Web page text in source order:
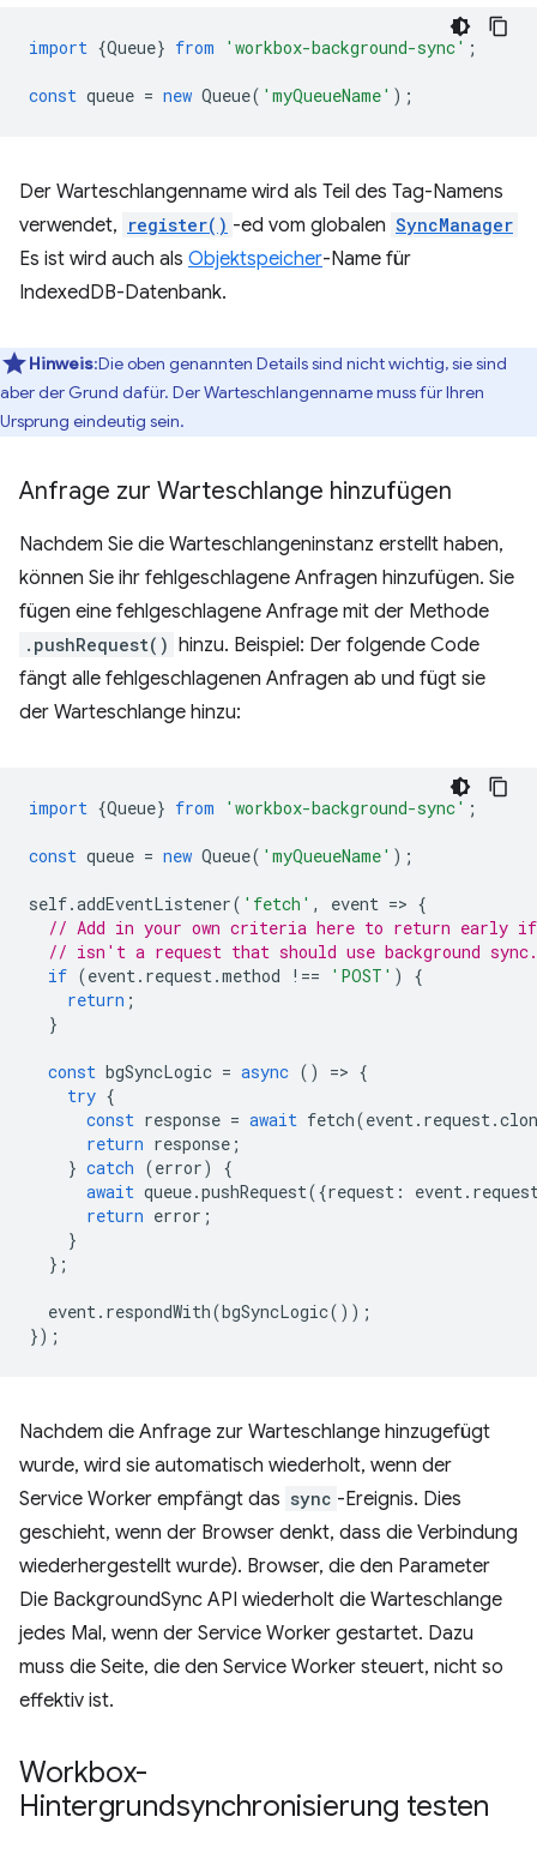
import {Queue} from 'workbox-background-sync' ;
const queue = new Queue( 'myQueueName' );
Der Warteschlangenname wird als Teil des Tag-Namens
verwendet, register() -ed vom globalen SyncManager
Es ist wird auch als Objektspeicher-Name für
IndexedDB-Datenbank.
Hinweis:Die oben genannten Details sind nicht wichtig, sie sind
aber der Grund dafür. Der Warteschlangenname muss für Ihren
Ursprung eindeutig sein.
Anfrage zur Warteschlange hinzufügen
Nachdem Sie die Warteschlangeninstanz erstellt haben,
können Sie ihr fehlgeschlagene Anfragen hinzufügen. Sie
fügen eine fehlgeschlagene Anfrage mit der Methode
.pushRequest() hinzu. Beispiel: Der folgende Code
fängt alle fehlgeschlagenen Anfragen ab und fügt sie
der Warteschlange hinzu:
import {Queue} from 'workbox-background-sync' ;
const queue = new Queue( 'myQueueName' );
self.addEventListener( 'fetch' , event => {
// Add in your own criteria here to return early
// isn't a request that should use background sync.
if (event. request.method !== 'POST' )
{
return ;
}
const bgSyncLogic = async () => {
try {
const response = await fetch(event. request.
return response ;
} catch (error)
{
await queue.pushRequest({request : event.
return error ;
}
};
event. respondWith(bgSyncLogic());
});
Nachdem die Anfrage zur Warteschlange hinzugefügt
wurde, wird sie automatisch wiederholt, wenn der
Service Worker empfängt das sync -Ereignis. Dies
geschieht, wenn der Browser denkt, dass die Verbindung
wiederhergestellt wurde). Browser, die den Parameter
Die BackgroundSync API wiederholt die Warteschlange
jedes Mal, wenn der Service Worker gestartet. Dazu
muss die Seite, die den Service Worker steuert, nicht so
effektiv ist.
Workbox-
Hintergrundsynchronisierung testen